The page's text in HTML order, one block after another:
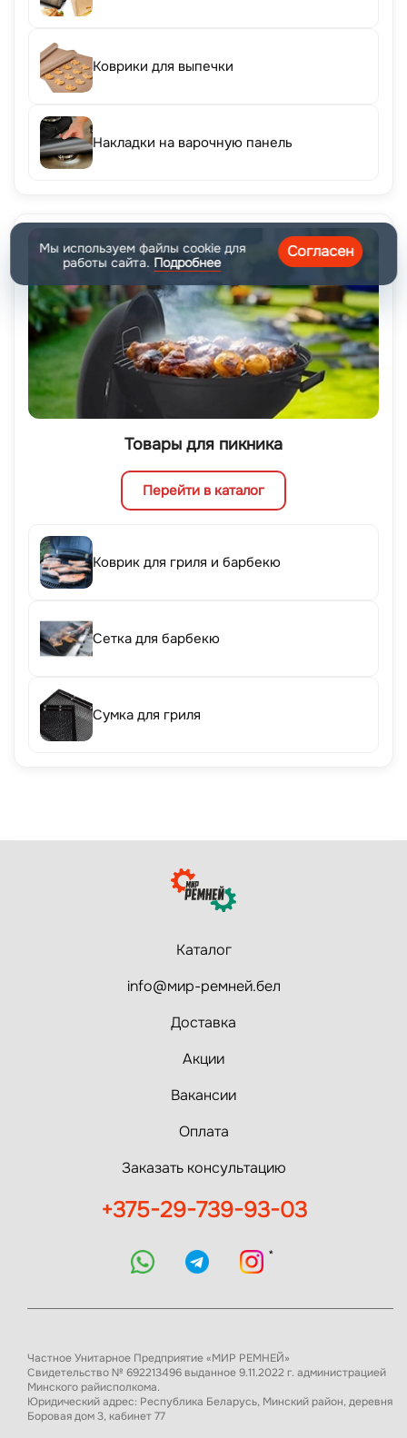
Коврики для выпечки
Накладки на варочную панель
Товары для пикника
Перейти в каталог
Коврик для гриля и барбекю
Сетка для барбекю
Сумка для гриля
Каталог
info@мир-ремней.бел
Доставка
Акции
Вакансии
Оплата
Заказать консультацию
+375-29-739-93-03
*
Частное Унитарное Предприятие «МИР РЕМНЕЙ»
Свидетельство № 692213496 выданное 9.11.2022 г. администрацией
Минского райисполкома.
Юридический адрес: Республика Беларусь, Минский район, деревня
Боровая дом 3, кабинет 77
Мы используем файлы cookie для
работы сайта. Подробнее
Согласен